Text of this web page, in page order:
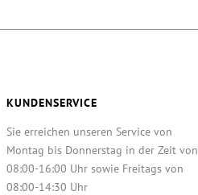
KUNDENSERVICE
Sie erreichen unseren Service von
Montag bis Donnerstag in der Zeit von
08:00-16:00 Uhr sowie Freitags von
08:00-14:30 Uhr